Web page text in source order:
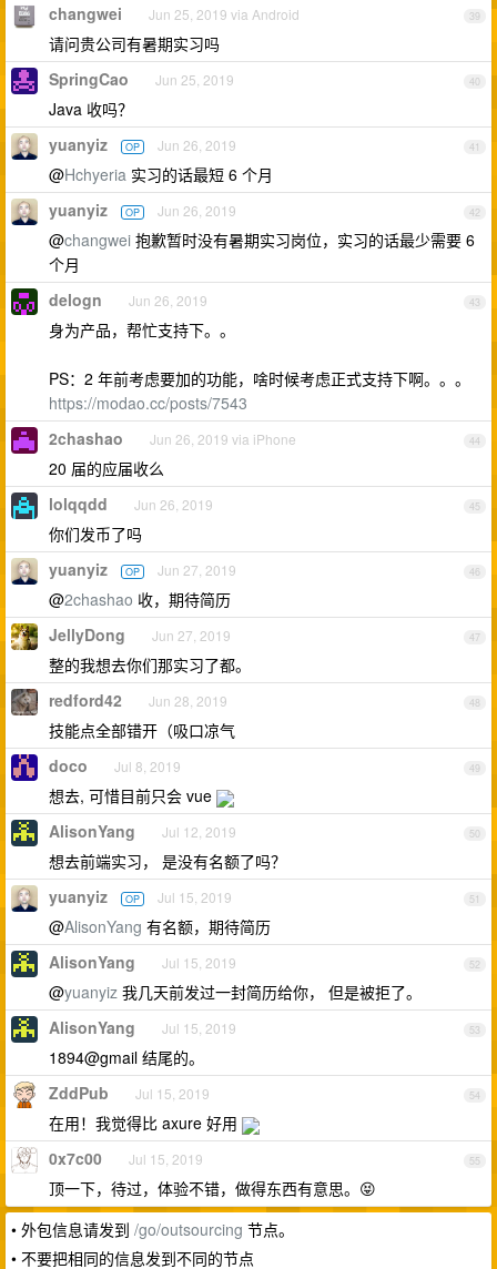
39
changwei Jun 25, 2019 via Android
请问贵公司有暑期实习吗
40
SpringCao Jun 25, 2019
Java 收吗？
41
yuanyiz OP Jun 26, 2019
@Hchyeria 实习的话最短 6 个月
42
yuanyiz OP Jun 26, 2019
@changwei 抱歉暂时没有暑期实习岗位，实习的话最少需要 6
个月
43
delogn Jun 26, 2019
身为产品，帮忙支持下。。
PS：2 年前考虑要加的功能，啥时候考虑正式支持下啊。。。
https://modao.cc/posts/7543
44
2chashao Jun 26, 2019 via iPhone
20 届的应届收么
45
lolqqdd Jun 26, 2019
你们发币了吗
46
yuanyiz OP Jun 27, 2019
@2chashao 收，期待简历
47
JellyDong Jun 27, 2019
整的我想去你们那实习了都。
48
redford42 Jun 28, 2019
技能点全部错开（吸口凉气
49
doco Jul 8, 2019
想去, 可惜目前只会 vue
50
AlisonYang Jul 12, 2019
想去前端实习， 是没有名额了吗？
51
yuanyiz OP Jul 15, 2019
@AlisonYang 有名额，期待简历
52
AlisonYang Jul 15, 2019
@yuanyiz 我几天前发过一封简历给你， 但是被拒了。
53
AlisonYang Jul 15, 2019
1894@gmail 结尾的。
54
ZddPub Jul 15, 2019
在用！我觉得比 axure 好用
55
0x7c00 Jul 15, 2019
顶一下，待过，体验不错，做得东西有意思。😝
• 外包信息请发到 /go/outsourcing 节点。
• 不要把相同的信息发到不同的节点